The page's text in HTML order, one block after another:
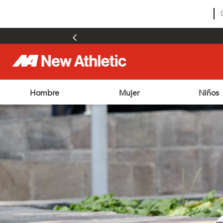
Hombre Mujer Niños
zapatillas hombre
zapatillas mujer
3.
zapatillas futbol
6.
chimpunes
7.
outdoor